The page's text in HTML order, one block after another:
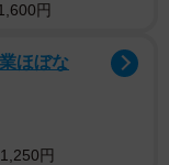
円
ほぼな
円